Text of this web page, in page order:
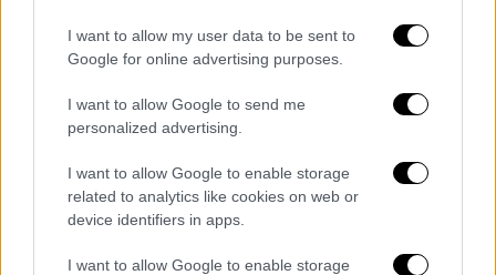
I want to allow my user data to be sent to
Google for online advertising purposes.
I want to allow Google to send me
personalized advertising.
I want to allow Google to enable storage
related to analytics like cookies on web or
device identifiers in apps.
I want to allow Google to enable storage
— Metro (@MetroUK)
March 24, 2026
Το πρώην ζευγάρι, που
γνωριζόταν εδώ και
27 χρόνια, έχει αποκτήσει μαζί έναν γιο, τον
Σίντνεϊ, τριών ετών. Παρά τις προσπάθειες
να ξεπεράσουν τις δυσκολίες στη σχέση
τους, κυρίως για το καλό του παιδιού τους,
αποφάσισαν τελικά να ακολουθήσουν